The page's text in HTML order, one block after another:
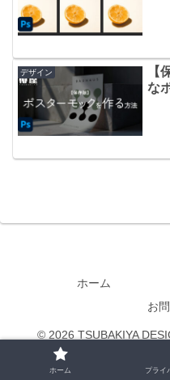
デザイン
【
な
ホーム
お
© 2026 TSUBAKIYA
ホーム プライ